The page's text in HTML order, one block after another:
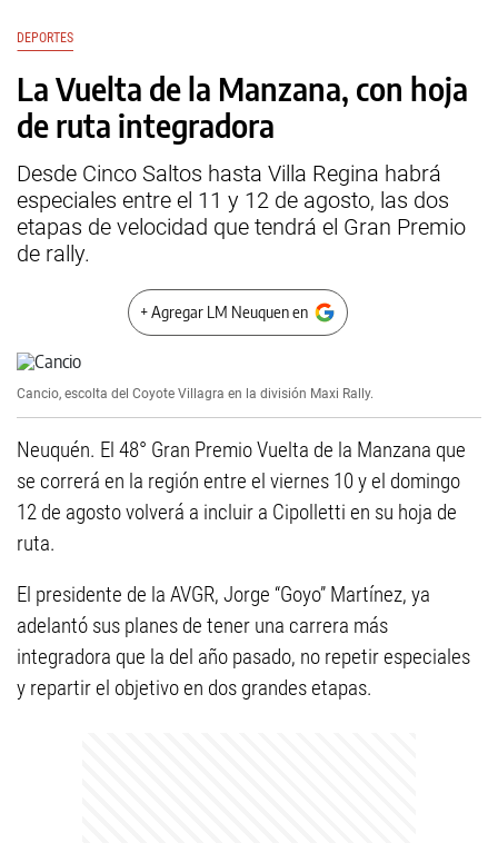
DEPORTES
La Vuelta de la Manzana, con hoja
de ruta integradora
Desde Cinco Saltos hasta Villa Regina habrá
especiales entre el 11 y 12 de agosto, las dos
etapas de velocidad que tendrá el Gran Premio
de rally.
+ Agregar LM Neuquen en
Cancio, escolta del Coyote Villagra en la división Maxi Rally.
Neuquén. El 48° Gran Premio Vuelta de la Manzana que
se correrá en la región entre el viernes 10 y el domingo
12 de agosto volverá a incluir a Cipolletti en su hoja de
ruta.
El presidente de la AVGR, Jorge “Goyo” Martínez, ya
adelantó sus planes de tener una carrera más
integradora que la del año pasado, no repetir especiales
y repartir el objetivo en dos grandes etapas.